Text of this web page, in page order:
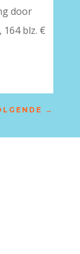
door
164 blz. €
→